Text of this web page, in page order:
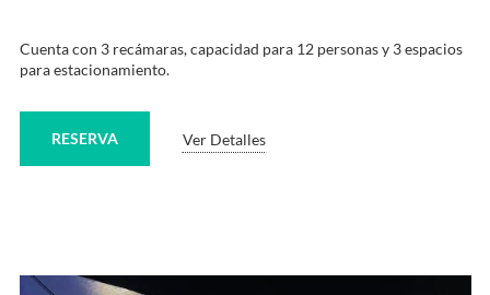
Cuenta con 3 recámaras, capacidad para 12 personas y 3 espacios
para estacionamiento.
Ver Detalles
RESERVA